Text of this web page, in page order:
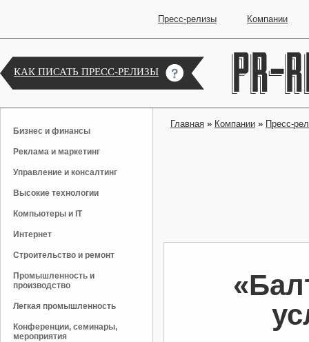
Пресс-релизы Компании
КАК ПИСАТЬ ПРЕСС-РЕЛИЗЫ
Бизнес и финансы
Реклама и маркетинг
Управление и консалтинг
Высокие технологии
Компьютеры и IT
Интернет
Строительство и ремонт
Промышленность и
производство
Легкая промышленность
Конференции, семинары,
мероприятия
Главная » Компании » Пресс-